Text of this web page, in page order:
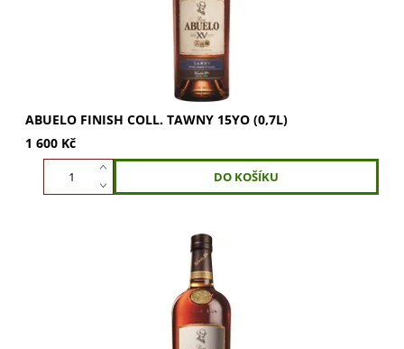
ABUELO FINISH COLL. TAWNY 15YO (0,7L)
1 600 Kč
Ron Abuelo Centuria 30 yo v dárkové krabičce. Unikátní
třicetiletý tmavý rum z Panamy. Vrchol umění výroby
rumu. Ideální dárek. Vychutnejte si...